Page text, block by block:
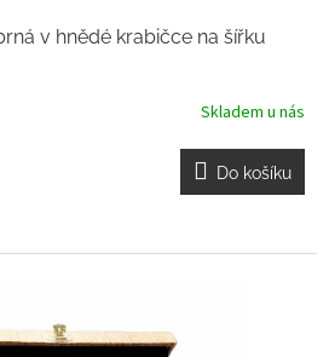
v hnědé krabičce na šířku
Skladem u nás
Do košíku